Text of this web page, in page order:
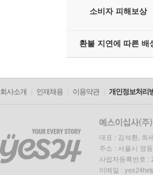
소비자 피해보상
환불 지연에 따른 배
회사소개 인재채용 이용약관 개인정보처리
대표 : 김석환, 최
주소 : 서울시 영
사업자등록번호
이메일 :